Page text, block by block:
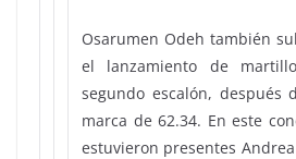
Osarumen Odeh también
el lanzamiento de
segundo escalón, después
marca de 62.34. En este
estuvieron presentes